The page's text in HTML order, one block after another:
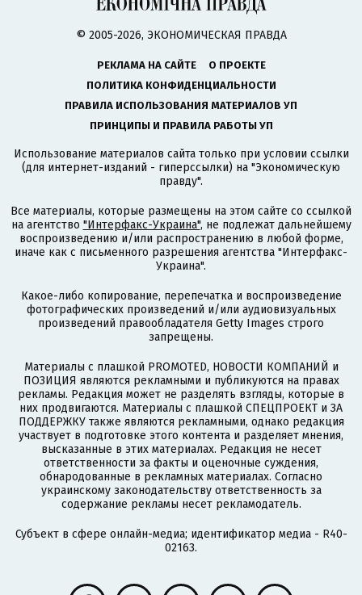
© 2005-2026, ЭКОНОМИЧЕСКАЯ ПРАВДА
РЕКЛАМА НА САЙТЕ
О ПРОЕКТЕ
ПОЛИТИКА КОНФИДЕНЦИАЛЬНОСТИ
ПРАВИЛА ИСПОЛЬЗОВАНИЯ МАТЕРИАЛОВ УП
ПРИНЦИПЫ И ПРАВИЛА РАБОТЫ УП
Использование материалов сайта только при условии ссылки
(для интернет-изданий - гиперссылки) на "Экономическую
правду".
Все материалы, которые размещены на этом сайте со ссылкой
на агентство "Интерфакс-Украина", не подлежат дальнейшему
воспроизведению и/или распространению в любой форме,
иначе как с письменного разрешения агентства "Интерфакс-
Украина".
Какое-либо копирование, перепечатка и воспроизведение
фотографических произведений и/или аудиовизуальных
произведений правообладателя Getty Images строго
запрещены.
Материалы с плашкой PROMOTED, НОВОСТИ КОМПАНИЙ и
ПОЗИЦИЯ являются рекламными и публикуются на правах
рекламы. Редакция может не разделять взгляды, которые в
них продвигаются. Материалы с плашкой СПЕЦПРОЕКТ и ЗА
ПОДДЕРЖКУ также являются рекламными, однако редакция
участвует в подготовке этого контента и разделяет мнения,
высказанные в этих материалах. Редакция не несет
ответственности за факты и оценочные суждения,
обнародованные в рекламных материалах. Согласно
украинскому законодательству ответственность за
содержание рекламы несет рекламодатель.
Субъект в сфере онлайн-медиа; идентификатор медиа - R40-
02163.